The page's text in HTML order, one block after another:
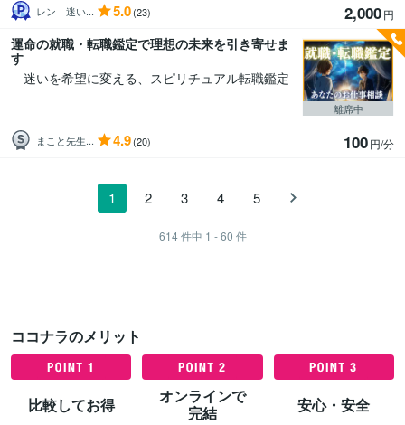
レン｜迷い... 5.0(23) 2,000円
運命の就職・転職鑑定で理想の未来を引き寄せま
す
―迷いを希望に変える、スピリチュアル転職鑑定
―
まこと先生... 4.9(20) 100円/分
離席中
1 2 3 4 5
614 件中 1 - 60 件
ココナラのメリット
比較してお得
オンラインで
完結
安心・安全